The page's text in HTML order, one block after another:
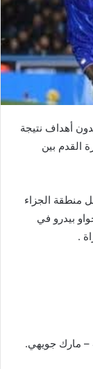
أهداف نتيجة
القدم بين
منطقة الجزاء
بيدرو في
.
– مارك جويهي.